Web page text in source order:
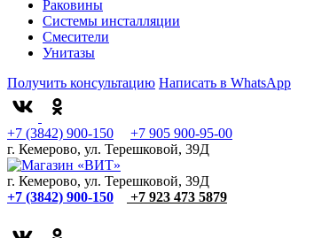
Раковины
Системы инсталляции
Смесители
Унитазы
Получить консультацию Написать в WhatsApp
+7 (3842) 900-150
+7 905 900-95-00
г. Кемерово, ул. Терешковой, 39Д
г. Кемерово, ул. Терешковой, 39Д
+7 (3842) 900-150
+7 923 473 5879